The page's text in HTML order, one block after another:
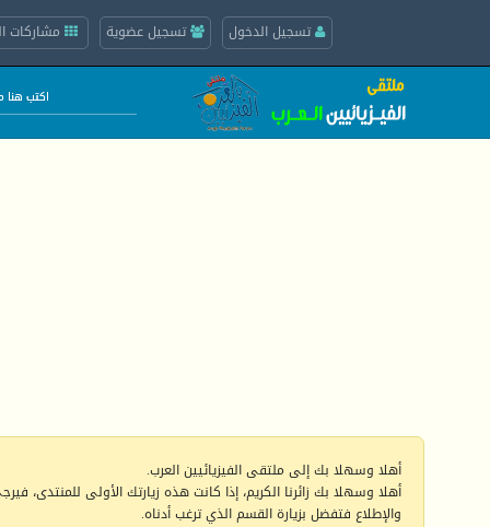
تسجيل الدخول تسجيل عضوية مشاركات
أهلا وسهلا بك إلى ملتقى الفيزيائيين العرب.
أهلا وسهلا بك زائرنا الكريم، إذا كانت هذه زيارتك الأولى للمنتدى،
والإطلاع فتفضل بزيارة القسم الذي ترغب أدناه.